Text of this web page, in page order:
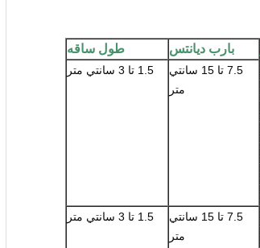
بارب دیانتس طول ساقه
7.5 تا 15 سانتي
متر
1.5 تا 3 سانتي متر
7.5 تا 15 سانتي
متر
1.5 تا 3 سانتي متر